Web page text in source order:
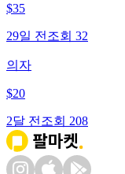
$35
29일 전 조회 32
의자
$20
2달 전 조회 208